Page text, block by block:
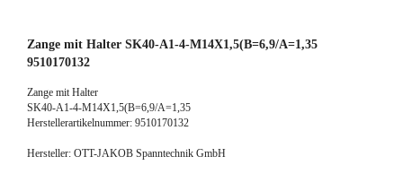
Zange mit Halter SK40-A1-4-M14X1,5(B=6,9/A=1,35
9510170132
Zange mit Halter
SK40-A1-4-M14X1,5(B=6,9/A=1,35
Herstellerartikelnummer: 9510170132
Hersteller: OTT-JAKOB Spanntechnik GmbH